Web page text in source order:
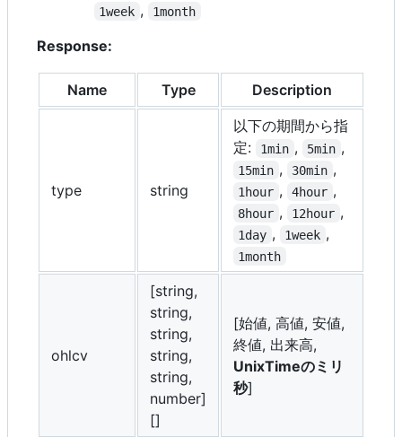
1week , 1month
Response:
Name Type Description
type string
以下の期間から指
定:
1min , 5min ,
15min , 30min ,
1hour , 4hour ,
8hour , 12hour ,
1day , 1week ,
1month
ohlcv
[string,
string,
string,
string,
string,
number]
[]
[始値, 高値, 安値,
終値, 出来高,
UnixTimeのミリ
秒]